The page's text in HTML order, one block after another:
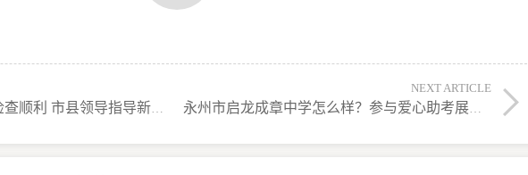
文郡洋沙湖中学开学检查顺利 市县领导指导新学年工作
NEXT ARTICLE
永州市启龙成章中学怎么样？参与爱心助考展现社会担当